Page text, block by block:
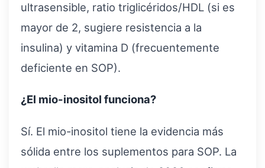
ultrasensible, ratio triglicéridos/HDL (si es
mayor de 2, sugiere resistencia a la
insulina) y vitamina D (frecuentemente
deficiente en SOP).
¿El mio-inositol funciona?
Sí. El mio-inositol tiene la evidencia más
sólida entre los suplementos para SOP. La